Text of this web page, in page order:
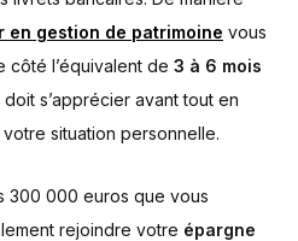
en gestion de patrimoine vous
côté l’équivalent de 3 à 6 mois
doit s’apprécier avant tout en
situation personnelle.
300 000 euros que vous
rejoindre votre épargne